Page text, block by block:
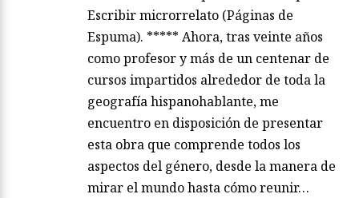
Escribir microrrelato (Páginas de
Espuma). ***** Ahora, tras veinte años
como profesor y más de un centenar de
cursos impartidos alrededor de toda la
geografía hispanohablante, me
encuentro en disposición de presentar
esta obra que comprende todos los
aspectos del género, desde la manera de
mirar el mundo hasta cómo reunir…